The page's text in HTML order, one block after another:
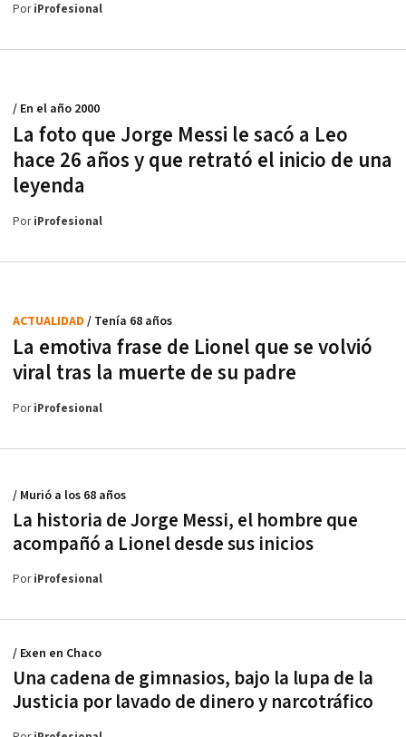
PoriProfesional
La foto que Jorge Messi le sacó a Leo
hace 26 años y que retrató el inicio de una
leyenda
/ En el año 2000
PoriProfesional
La emotiva frase de Lionel que se volvió
viral tras la muerte de su padre
ACTUALIDAD / Tenía 68 años
PoriProfesional
La historia de Jorge Messi, el hombre que
acompañó a Lionel desde sus inicios
/ Murió a los 68 años
PoriProfesional
Una cadena de gimnasios, bajo la lupa de la
Justicia por lavado de dinero y narcotráfico
/ Exen en Chaco